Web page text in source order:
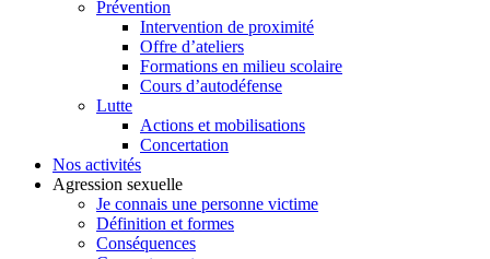
Prévention
Intervention de proximité
Offre d’ateliers
Formations en milieu scolaire
Cours d’autodéfense
Lutte
Actions et mobilisations
Concertation
Nos activités
Agression sexuelle
Je connais une personne victime
Définition et formes
Conséquences